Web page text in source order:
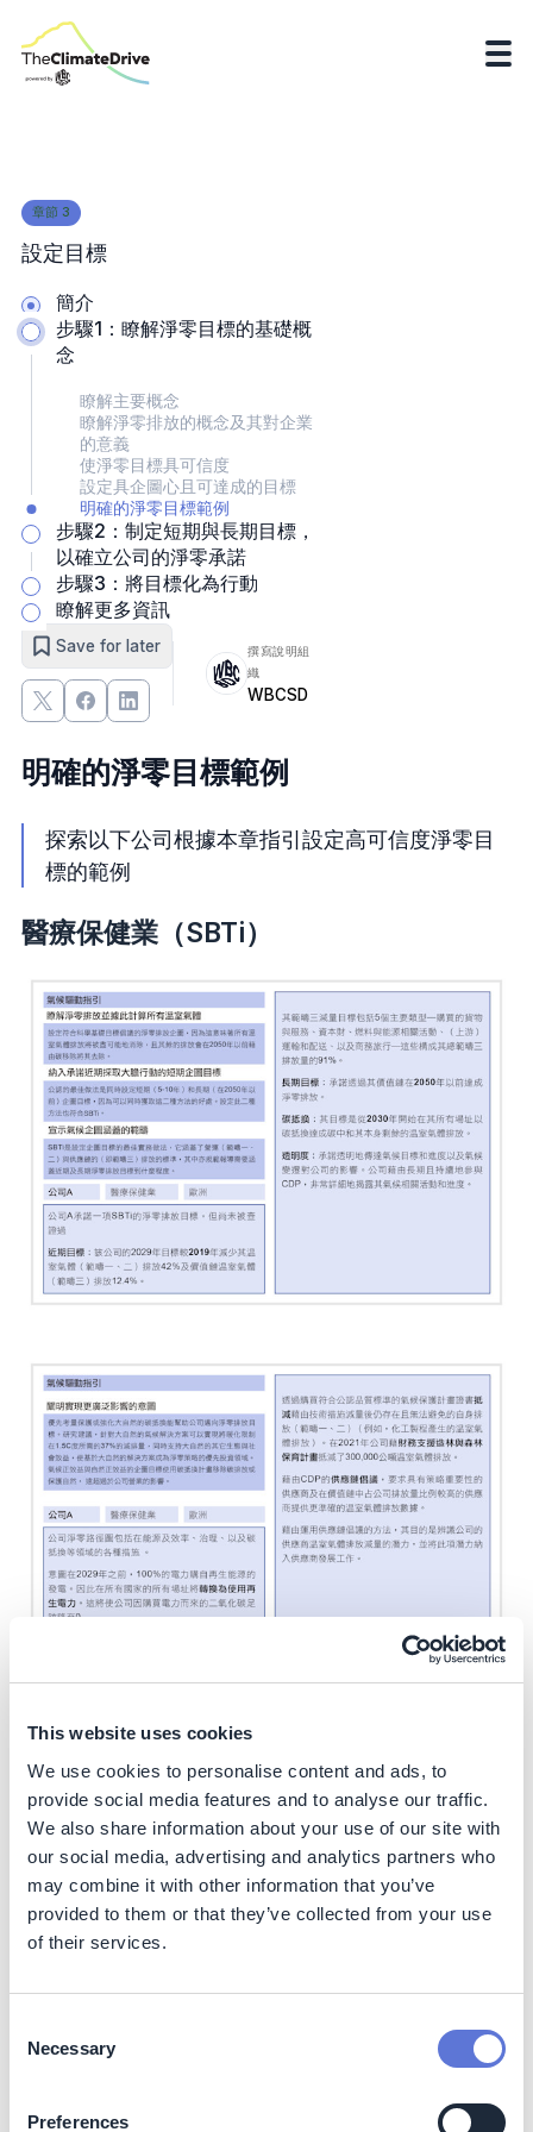
This website uses cookies
We use cookies to personalise content and ads, to
provide social media features and to analyse our traffic.
We also share information about your use of our site with
our social media, advertising and analytics partners who
may combine it with other information that you’ve
provided to them or that they’ve collected from your use
of their services.
Selection
Necessary
Preferences
章節 3
​設定目標
簡介
步驟1：瞭解淨零目標的基礎概
念
瞭解主要概念
瞭解淨零排放的概念及其對企業
的意義
使淨零目標具可信度
設定具企圖心且可達成的目標
明確的淨零目標範例
步驟2：制定短期與長期目標，
以確立公司的淨零承諾
步驟3：將目標化為行動
瞭解更多資訊
Save for later
撰寫說明組
織
WBCSD
明確的淨零目標範例
探索以下公司根據本章指引設定高可信度淨零目
標的範例
醫療保健業（SBTi）